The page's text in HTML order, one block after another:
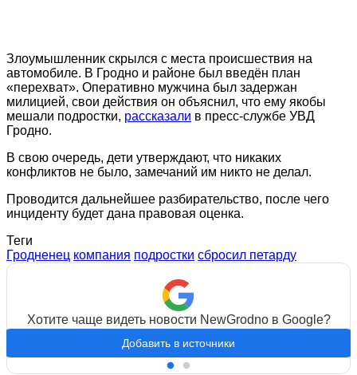
Злоумышленник скрылся с места происшествия на
автомобиле. В Гродно и районе был введён план
«перехват». Оперативно мужчина был задержан
милицией, свои действия он объяснил, что ему якобы
мешали подростки, рассказали в пресс-службе УВД
Гродно.
В свою очередь, дети утверждают, что никаких
конфликтов не было, замечаний им никто не делал.
Проводится дальнейшее разбирательство, после чего
инциденту будет дана правовая оценка.
Теги
Гродненец компания подростки сбросил петарду
Хотите чаще видеть новости NewGrodno в Google?
Добавить в источники